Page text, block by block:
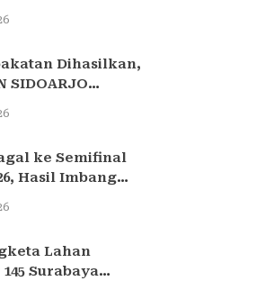
Tropodo . Kec
Dihasilkan,
SIDOARJO
dengan
ke Semifinal
Hasil Imbang
Jadi Akhir
Lahan
Surabaya